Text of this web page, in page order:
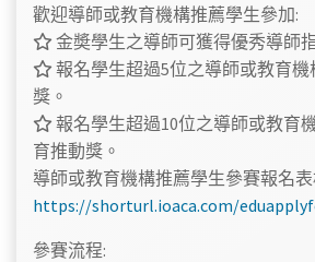
歡迎導師或教育機構推薦學生參加:
金奬學生之導師可獲得優秀導師
報名學生超過5位之導師或教育
獎。
報名學生超過10位之導師或教育
育推動獎。
導師或教育機構推薦學生參賽報名表
https://shorturl.ioaca.com/
參賽流程: